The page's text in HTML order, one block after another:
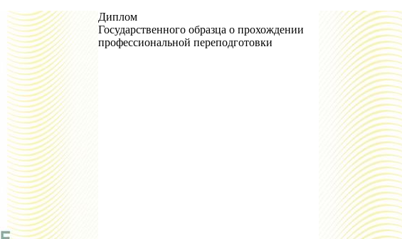
Диплом
Государственного образца о прохождении
профессиональной переподготовки